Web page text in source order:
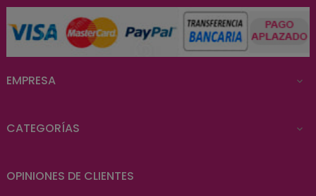
EMPRESA 
CATEGORÍAS 
OPINIONES DE CLIENTES